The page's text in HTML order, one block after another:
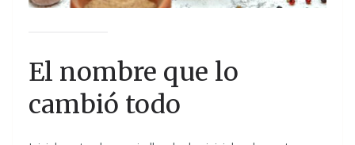
El nombre que lo
cambió todo